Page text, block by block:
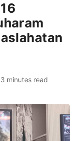
3 minutes read